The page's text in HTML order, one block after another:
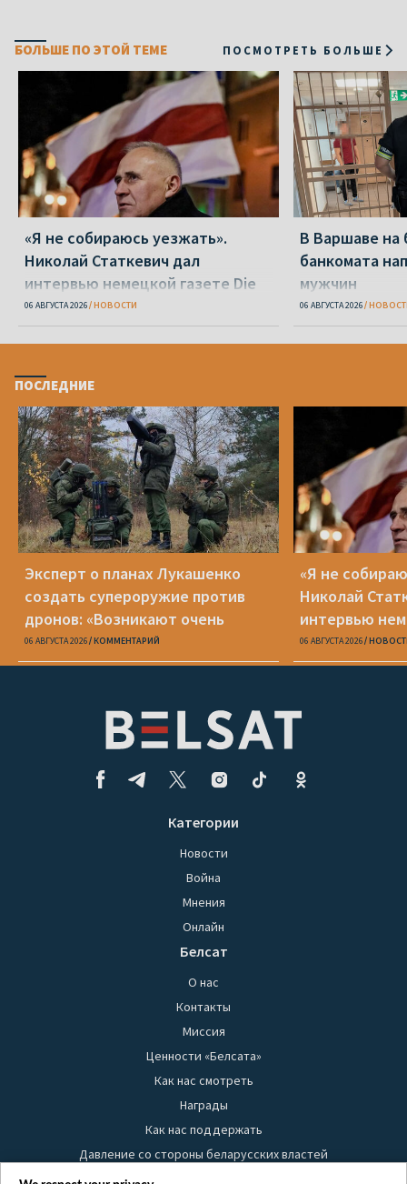
БОЛЬШЕ ПО ЭТОЙ ТЕМЕ ПОСМОТРЕТЬ БОЛЬШЕ
«Я не собираюсь уезжать».
Николай Статкевич дал
интервью немецкой газете Die
Zeit
06 АВГУСТА 2026 НОВОСТИ
В Варшаве на
банкомата
мужчин
06 АВГУСТА 2026
ПОСЛЕДНИЕ
Эксперт о планах Лукашенко
создать супероружие против
дронов: «Возникают очень
серьезные сомнения»
06 АВГУСТА 2026 КОММЕНТАРИЙ
«Я не
Николай
интервью
Zeit
06 АВГУСТА 2026
Категории
Новости
Война
Мнения
Онлайн
Белсат
О нас
Контакты
Миссия
Ценности «Белсата»
Как нас смотреть
Награды
Как нас поддержать
Давление со стороны беларусских властей
Правила использования материалов